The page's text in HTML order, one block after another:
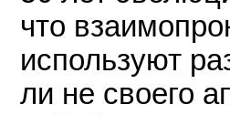
что
используют
ли не своего